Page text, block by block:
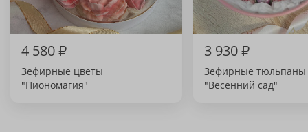
4 580₽
Зефирные цветы
"Пиономагия"
3 930₽
Зефирные тюльпаны
"Весенний сад"